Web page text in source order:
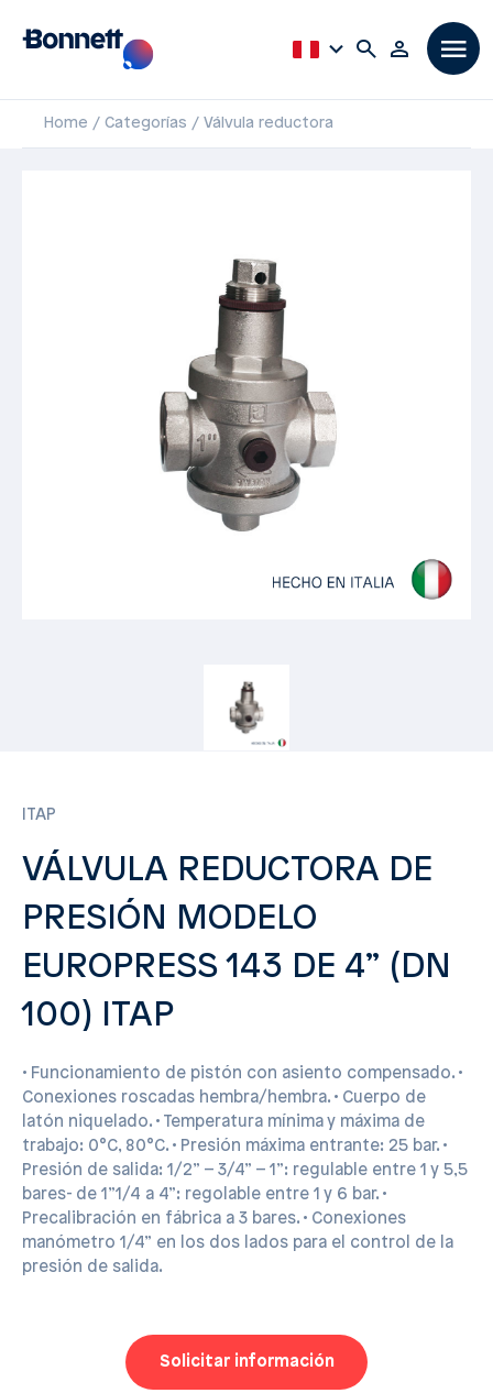
Home Categorías Válvula reductora
ITAP
VÁLVULA REDUCTORA DE
PRESIÓN MODELO
EUROPRESS 143 DE 4” (DN
100) ITAP
• Funcionamiento de pistón con asiento compensado. •
Conexiones roscadas hembra/hembra. • Cuerpo de
latón niquelado. • Temperatura mínima y máxima de
trabajo: 0°C, 80°C. • Presión máxima entrante: 25 bar. •
Presión de salida: 1/2” – 3/4” – 1”: regulable entre 1 y 5,5
bares- de 1”1/4 a 4”: regolable entre 1 y 6 bar. •
Precalibración en fábrica a 3 bares. • Conexiones
manómetro 1/4” en los dos lados para el control de la
presión de salida.
Solicitar información